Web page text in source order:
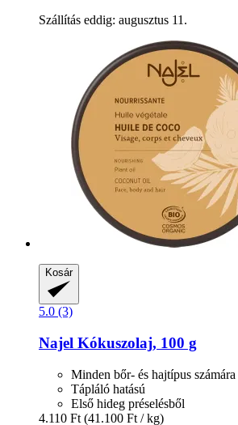
Szállítás eddig: augusztus 11.
Kosár
5.0 (3)
Najel Kókuszolaj, 100 g
Minden bőr- és hajtípus számára
Tápláló hatású
Első hideg préselésből
4.110 Ft (41.100 Ft / kg)